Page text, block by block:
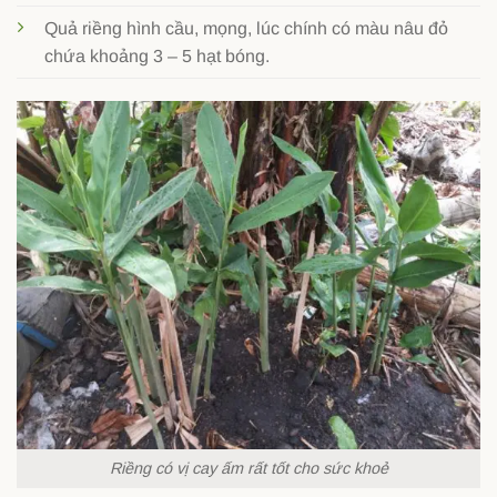
Quả riềng hình cầu, mọng, lúc chính có màu nâu đỏ
chứa khoảng 3 – 5 hạt bóng.
Riềng có vị cay ấm rất tốt cho sức khoẻ